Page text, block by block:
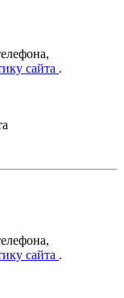
сайта .
сайта .